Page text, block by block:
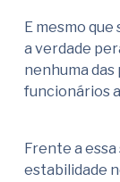
E mesmo
a verdade
nenhuma
funcionários
Frente a
estabilidade